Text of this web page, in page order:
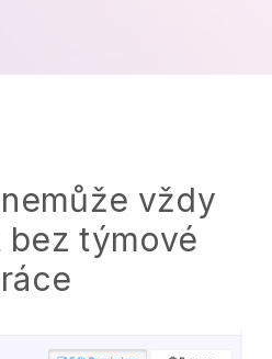
vždy
bez týmové